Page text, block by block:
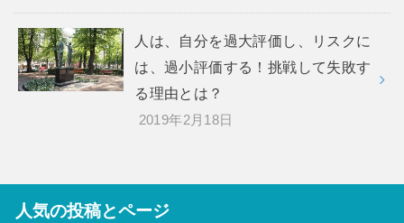
人は、自分を過大評価し、リスクに
は、過小評価する！挑戦して失敗す
る理由とは？
2019年2月18日
人気の投稿とページ